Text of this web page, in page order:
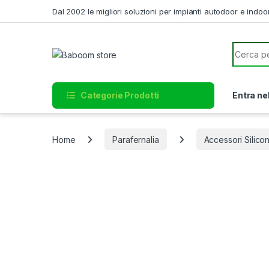
Dal 2002 le migliori soluzioni per impianti autodoor e
Search
Categorie Prodotti Entra
Home Parafernalia Accessori